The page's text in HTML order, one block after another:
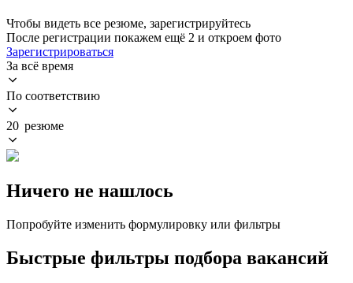
Чтобы видеть все резюме, зарегистрируйтесь
После регистрации покажем ещё 2 и откроем фото
Зарегистрироваться
За всё время
По соответствию
20 резюме
Ничего не нашлось
Попробуйте изменить формулировку или фильтры
Быстрые фильтры подбора вакансий